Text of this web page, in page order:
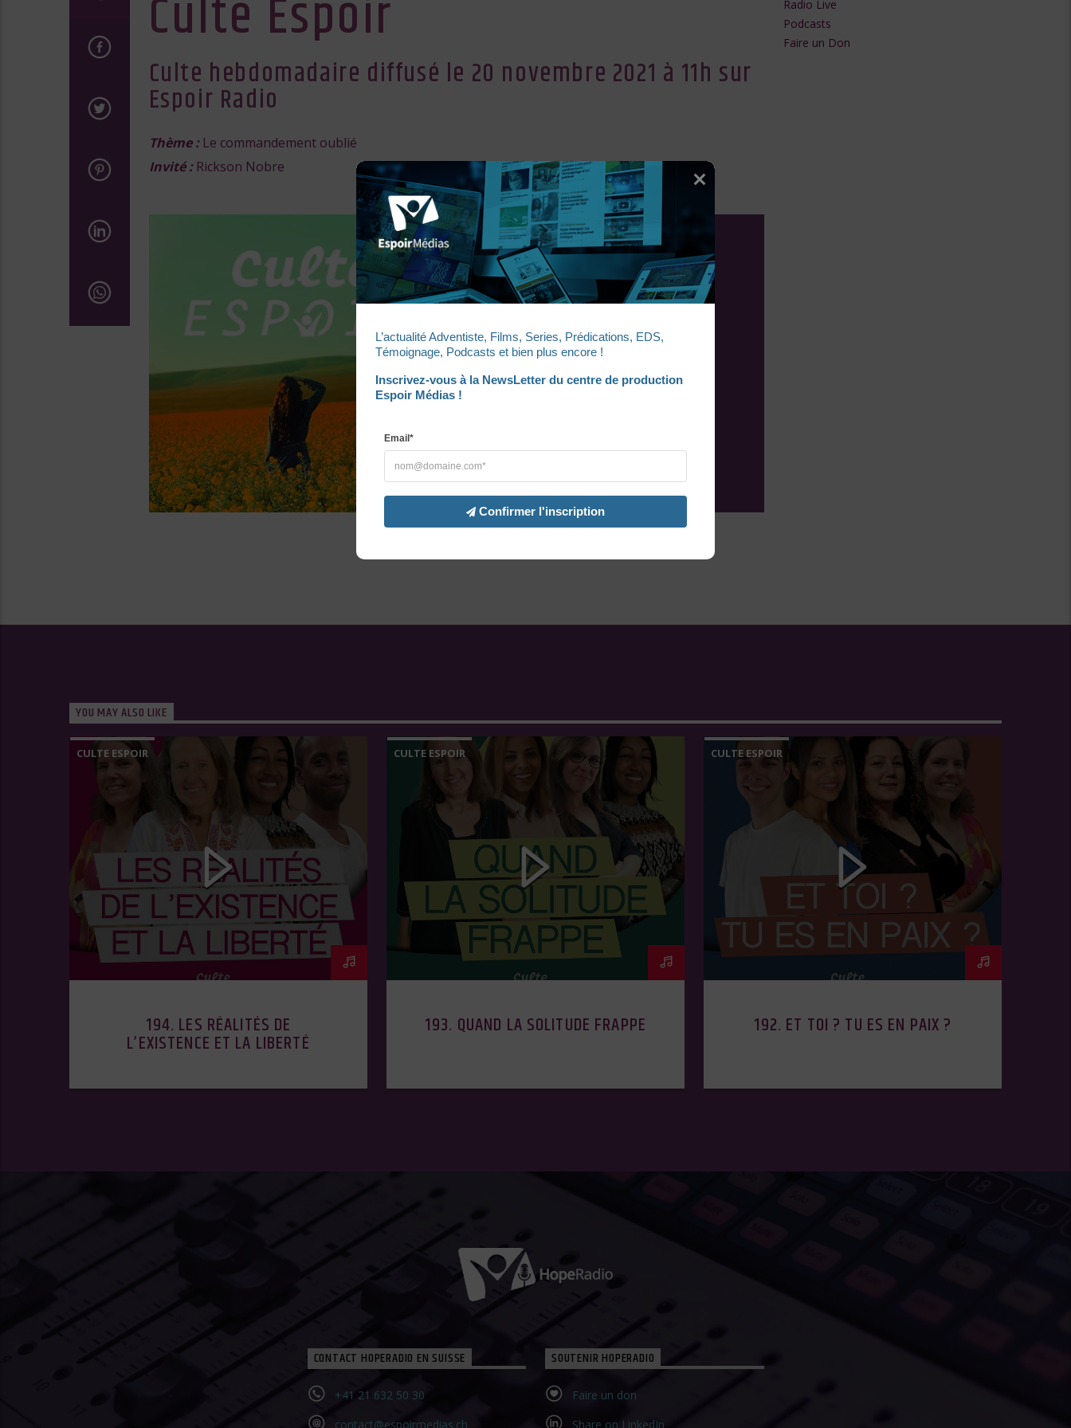
pour
le
Culte Espoir
Culte hebdomadaire diffusé le 20 novembre 2021 à 11h sur
Espoir Radio
Thème :Le commandement oublié
Invité :Rickson Nobre
CULTE ESPOIR
Radio Live
Podcasts
Faire un Don
YOU MAY ALSO LIKE
CULTE ESPOIR
194. LES RÉALITÉS DE
L’EXISTENCE ET LA LIBERTÉ
CULTE ESPOIR
193. QUAND LA SOLITUDE FRAPPE
CULTE ESPOIR
192. ET TOI ? TU ES EN PAIX ?
CONTACT HOPERADIO EN SUISSE
+41 21 632 50 30‬
contact@espoirmedias.ch
SOUTENIR HOPERADIO
Faire un don
Share on LinkedIn
L’actualité Adventiste, Films, Series, Prédications, EDS,
Témoignage, Podcasts et bien plus encore !
Inscrivez-vous à la NewsLetter du centre de production
Espoir Médias !
Email*
Confirmer l'inscription